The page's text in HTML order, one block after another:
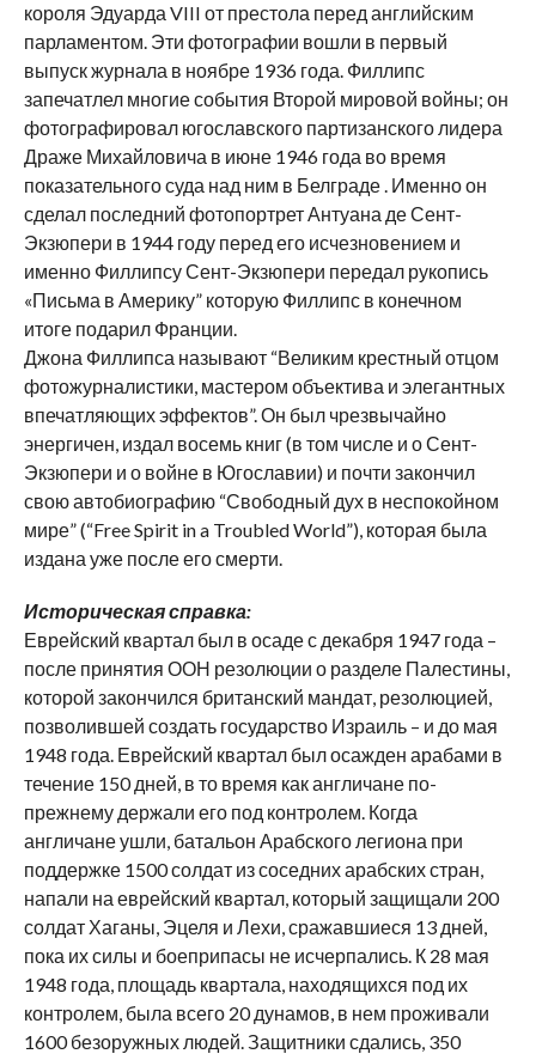
короля Эдуарда VIII от престола перед английским
парламентом. Эти фотографии вошли в первый
выпуск журнала в ноябре 1936 года. Филлипс
запечатлел многие события Второй мировой войны; он
фотографировал югославского партизанского лидера
Драже Михайловича в июне 1946 года во время
показательного суда над ним в Белграде . Именно он
сделал последний фотопортрет Антуана де Сент-
Экзюпери в 1944 году перед его исчезновением и
именно Филлипсу Сент-Экзюпери передал рукопись
«Письма в Америку” которую Филлипс в конечном
итоге подарил Франции.
Джона Филлипса называют “Великим крестный отцом
фотожурналистики, мастером объектива и элегантных
впечатляющих эффектов”. Он был чрезвычайно
энергичен, издал восемь книг (в том числе и о Сент-
Экзюпери и о войне в Югославии) и почти закончил
свою автобиографию “Свободный дух в неспокойном
мире” (“Free Spirit in a Troubled World”), которая была
издана уже после его смерти.
Историческая справка:
Еврейский квартал был в осаде с декабря 1947 года –
после принятия ООН резолюции о разделе Палестины,
которой закончился британский мандат, резолюцией,
позволившей создать государство Израиль – и до мая
1948 года. Еврейский квартал был осажден арабами в
течение 150 дней, в то время как англичане по-
прежнему держали его под контролем. Когда
англичане ушли, батальон Арабского легиона при
поддержке 1500 солдат из соседних арабских стран,
напали на еврейский квартал, который защищали 200
солдат Хаганы, Эцеля и Лехи, сражавшиеся 13 дней,
пока их силы и боеприпасы не исчерпались. К 28 мая
1948 года, площадь квартала, находящихся под их
контролем, была всего 20 дунамов, в нем проживали
1600 безоружных людей. Защитники сдались, 350